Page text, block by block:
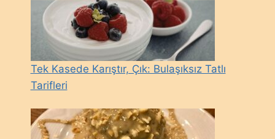
Tek Kasede Karıştır, Çık: Bulaşıksız Tatlı
Tarifleri